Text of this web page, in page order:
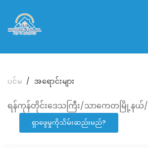
ပင်မ အရောင်းများ
ရန်ကုန်တိုင်းဒေသကြီး/သာကေတမြို့နယ်/
ရှာဖွေမှုကိုသိမ်းဆည်းမည်?